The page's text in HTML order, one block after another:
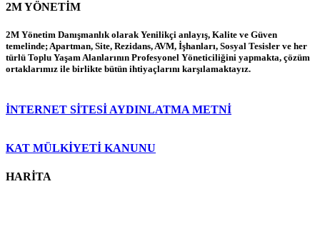
2M YÖNETİM
2M Yönetim Danışmanlık olarak Yenilikçi anlayış, Kalite ve Güven
temelinde; Apartman, Site, Rezidans, AVM, İşhanları, Sosyal Tesisler ve her
türlü Toplu Yaşam Alanlarının Profesyonel Yöneticiliğini yapmakta, çözüm
ortaklarımız ile birlikte bütün ihtiyaçlarını karşılamaktayız.
İNTERNET SİTESİ AYDINLATMA METNİ
KAT MÜLKİYETİ KANUNU
HARİTA